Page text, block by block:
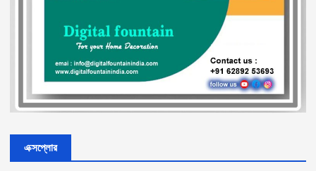
এক্সপ্লোর